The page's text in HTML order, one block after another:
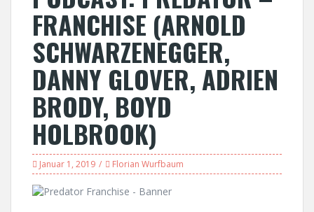
FRANCHISE (ARNOLD
SCHWARZENEGGER,
DANNY GLOVER, ADRIEN
BRODY, BOYD
HOLBROOK)
Januar 1, 2019 Florian Wurfbaum